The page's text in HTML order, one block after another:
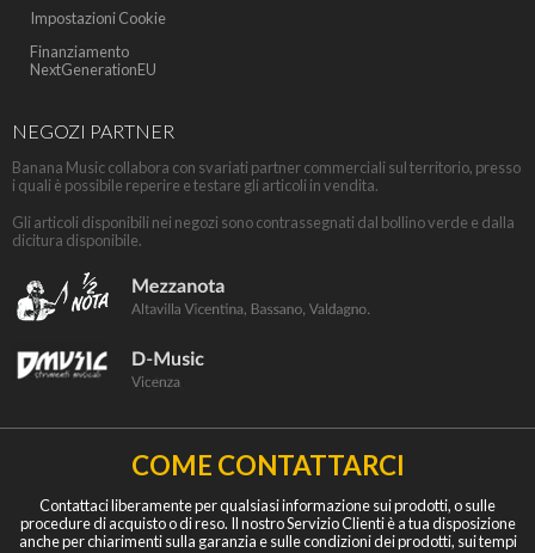
Impostazioni Cookie
Finanziamento
NextGenerationEU
NEGOZI PARTNER
Banana Music collabora con svariati partner commerciali sul territorio, presso
i quali è possibile reperire e testare gli articoli in vendita.
Gli articoli disponibili nei negozi sono contrassegnati dal bollino verde e dalla
dicitura disponibile.
COME CONTATTARCI
Contattaci liberamente per qualsiasi informazione sui prodotti, o sulle
procedure di acquisto o di reso. Il nostro Servizio Clienti è a tua disposizione
anche per chiarimenti sulla garanzia e sulle condizioni dei prodotti, sui tempi